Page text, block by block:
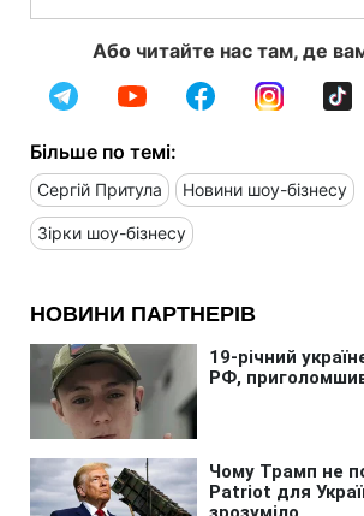
Або читайте нас там, де
Більше по темі:
Сергій Притула Новини шоу-бізнесу
Зірки шоу-бізнесу